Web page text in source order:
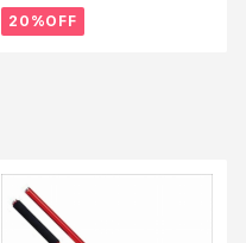
20%OFF